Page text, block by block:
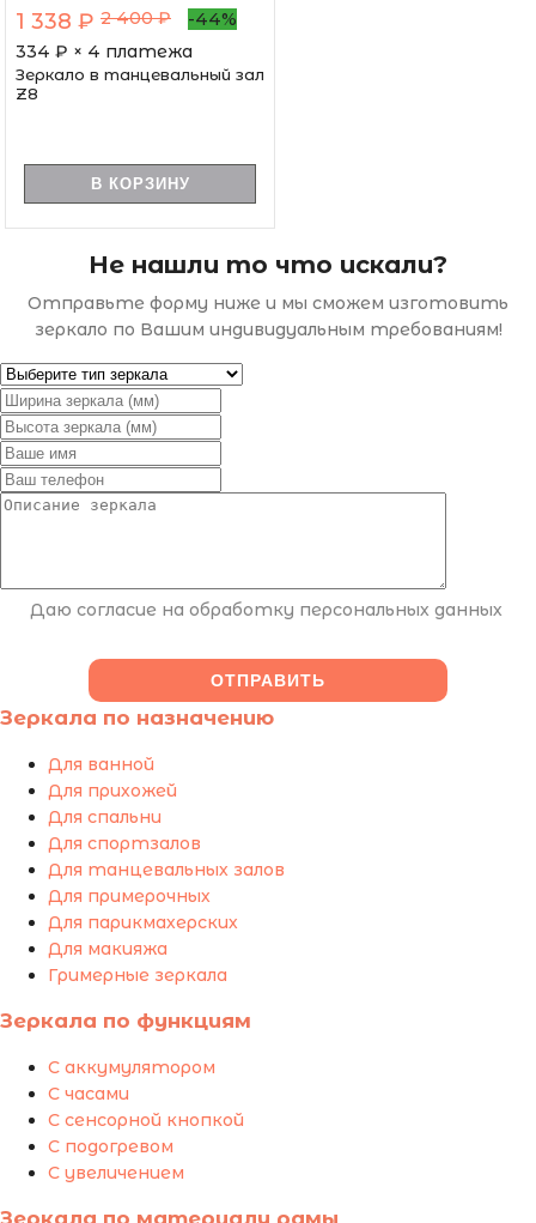
1 338 ₽ 2 400 ₽
-44%
334 ₽ × 4 платежа
Зеркало в танцевальный зал
Z8
В КОРЗИНУ
Не нашли то что искали?
Отправьте форму ниже и мы сможем изготовить
зеркало по Вашим индивидуальным требованиям!
Даю согласие на обработку персональных данных
Зеркала по назначению
Для ванной
Для прихожей
Для спальни
Для спортзалов
Для танцевальных залов
Для примерочных
Для парикмахерских
Для макияжа
Гримерные зеркала
Зеркала по функциям
С аккумулятором
С часами
С сенсорной кнопкой
С подогревом
С увеличением
Зеркала по материалу рамы